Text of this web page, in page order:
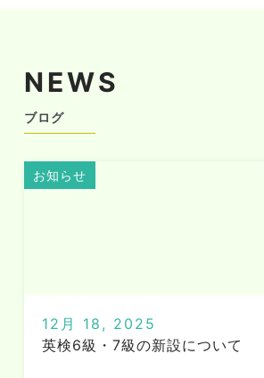
NEWS
ブログ
お知らせ
12月 18, 2025
英検6級・7級の新設について